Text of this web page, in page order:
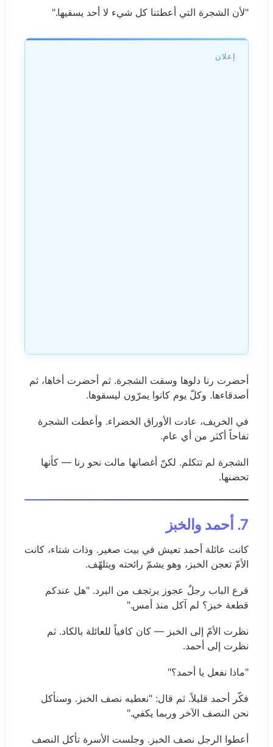
"لأن الشجرة التي أعطتنا كل شيء لا أحد يسقيها."
إعلان
أحضرت رنا دلوها وسقت الشجرة. ثم أحضرت أخاها، ثم
أصدقاءها. وكلّ يوم كانوا يمرّون ليسقوها.
في الخريف، عادت الأوراق الخضراء. وأعطت الشجرة
تفاحاً أكثر من أي عام.
الشجرة لم تتكلم. لكنّ أغصانها مالت نحو رنا — كأنها
تحضنها.
7. أحمد والخبز
كانت عائلة أحمد تعيش في بيت صغير. وذات شتاء، كانت
الأمّ تعجن الخبز، وهو يشمّ رائحته ويتلهّف.
قرع الباب رجلٌ عجوز يرتجف من البرد. "هل عندكم
قطعة خبز؟ لم آكل منذ أمس."
نظرت الأمّ إلى الخبز — كان كافياً للعائلة بالكاد. ثم
نظرت إلى أحمد.
"ماذا نفعل يا أحمد؟"
فكّر أحمد قليلاً. ثم قال: "نعطيه نصف الخبز. وسنأكل
نحن النصف الآخر وربما يكفي."
أعطوا الرجل نصف الخبز. وجلست الأسرة تأكل النصف